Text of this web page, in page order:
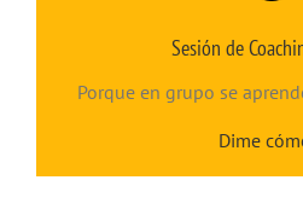
Sesión de
Porque en grupo se
Dime